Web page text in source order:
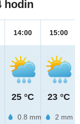
hodin
14:00
25 °C
0.8 mm
15:00
23 °C
2 mm